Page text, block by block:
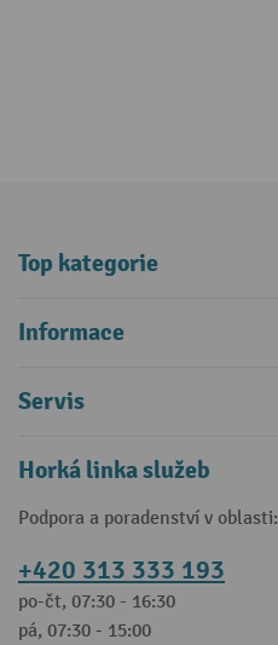
Top kategorie
Informace
Servis
Horká linka služeb
Podpora a poradenství v oblasti:
+420 313 333 193
po-čt, 07:30 - 16:30
pá, 07:30 - 15:00